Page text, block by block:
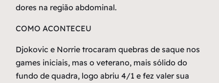
dores na região abdominal.
COMO ACONTECEU
Djokovic e Norrie trocaram quebras de saque nos
games iniciais, mas o veterano, mais sólido do
fundo de quadra, logo abriu 4/1 e fez valer sua